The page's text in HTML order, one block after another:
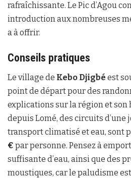
rafraîchissante. Le Pic d’Agou
introduction aux nombreuses
a à offrir.
Conseils pratiques
Le village de Kebo Djigbé est
point de départ pour des
explications sur la région et son
depuis Lomé, des circuits
transport climatisé et eau, sont
€ par personne. Pensez à
suffisante d’eau, ainsi que des
moustiques, car le paludisme